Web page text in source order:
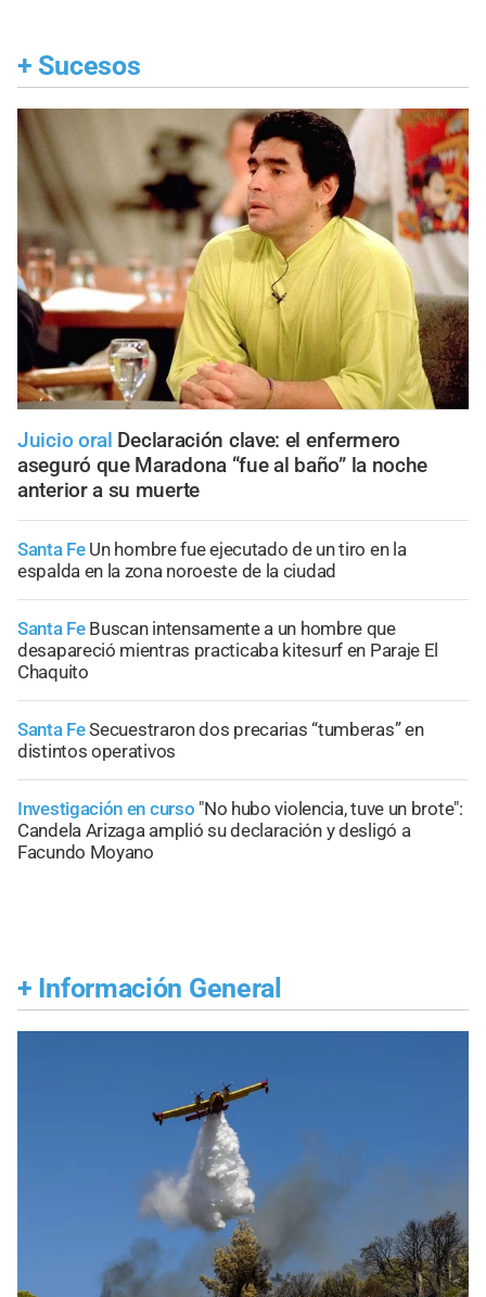
+ Sucesos
Juicio oral Declaración clave: el enfermero
aseguró que Maradona “fue al baño” la noche
anterior a su muerte
Santa Fe Un hombre fue ejecutado de un tiro en la
espalda en la zona noroeste de la ciudad
Santa Fe Buscan intensamente a un hombre que
desapareció mientras practicaba kitesurf en Paraje El
Chaquito
Santa FeSecuestraron dos precarias “tumberas” en
distintos operativos
Investigación en curso "No hubo violencia, tuve un brote":
Candela Arizaga amplió su declaración y desligó a
Facundo Moyano
+ Información General